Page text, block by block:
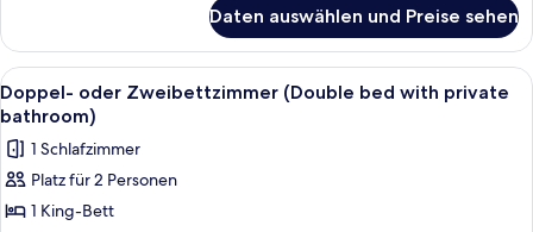
in
4
Double
Bed
Dormitory
Daten auswählen und Preise sehen
Alle
Fotos
für
Doppel-
oder
Zweibettzimmer
Ein ordentlich bezogenes Bett mit
1
Doppel- oder Zweibettzimmer (Double bed with private
bathroom)
1 Schlafzimmer
Platz für 2 Personen
1 King-Bett